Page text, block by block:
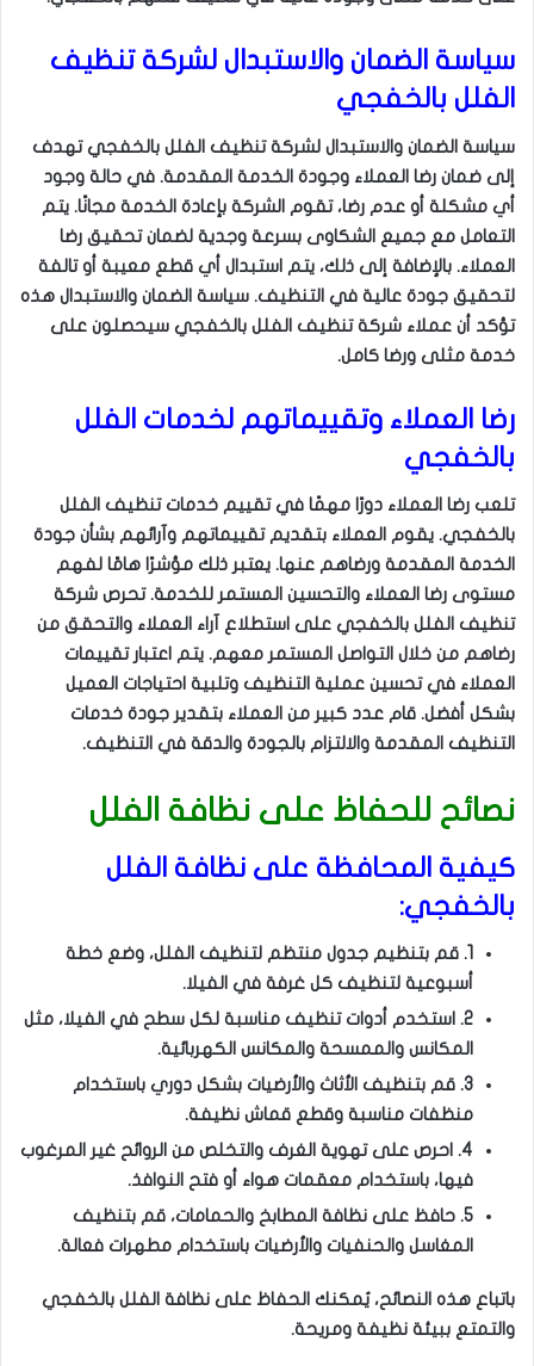
سياسة الضمان والاستبدال لشركة تنظيف
الفلل بالخفجي
سياسة الضمان والاستبدال لشركة تنظيف الفلل بالخفجي تهدف
إلى ضمان رضا العملاء وجودة الخدمة المقدمة. في حالة وجود
أي مشكلة أو عدم رضا، تقوم الشركة بإعادة الخدمة مجانًا. يتم
التعامل مع جميع الشكاوى بسرعة وجدية لضمان تحقيق رضا
العملاء. بالإضافة إلى ذلك، يتم استبدال أي قطع معيبة أو تالفة
لتحقيق جودة عالية في التنظيف. سياسة الضمان والاستبدال هذه
تؤكد أن عملاء شركة تنظيف الفلل بالخفجي سيحصلون على
خدمة مثلى ورضا كامل.
رضا العملاء وتقييماتهم لخدمات الفلل
بالخفجي
تلعب رضا العملاء دورًا مهمًا في تقييم خدمات تنظيف الفلل
بالخفجي. يقوم العملاء بتقديم تقييماتهم وآرائهم بشأن جودة
الخدمة المقدمة ورضاهم عنها. يعتبر ذلك مؤشرًا هامًا لفهم
مستوى رضا العملاء والتحسين المستمر للخدمة. تحرص شركة
تنظيف الفلل بالخفجي على استطلاع آراء العملاء والتحقق من
رضاهم من خلال التواصل المستمر معهم. يتم اعتبار تقييمات
العملاء في تحسين عملية التنظيف وتلبية احتياجات العميل
بشكل أفضل. قام عدد كبير من العملاء بتقدير جودة خدمات
التنظيف المقدمة والالتزام بالجودة والدقة في التنظيف.
نصائح للحفاظ على نظافة الفلل
كيفية المحافظة على نظافة الفلل
بالخفجي:
1. قم بتنظيم جدول منتظم لتنظيف الفلل، وضع خطة
أسبوعية لتنظيف كل غرفة في الفيلا.
2. استخدم أدوات تنظيف مناسبة لكل سطح في الفيلا، مثل
المكانس والممسحة والمكانس الكهربائية.
3. قم بتنظيف الأثاث والأرضيات بشكل دوري باستخدام
منظفات مناسبة وقطع قماش نظيفة.
4. احرص على تهوية الغرف والتخلص من الروائح غير المرغوب
فيها، باستخدام معقمات هواء أو فتح النوافذ.
5. حافظ على نظافة المطابخ والحمامات، قم بتنظيف
المغاسل والحنفيات والأرضيات باستخدام مطهرات فعالة.
باتباع هذه النصائح، يُمكنك الحفاظ على نظافة الفلل بالخفجي
والتمتع ببيئة نظيفة ومريحة.